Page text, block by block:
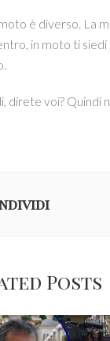
è diverso. La
in moto ti siedi
direte voi? Quindi
Posts